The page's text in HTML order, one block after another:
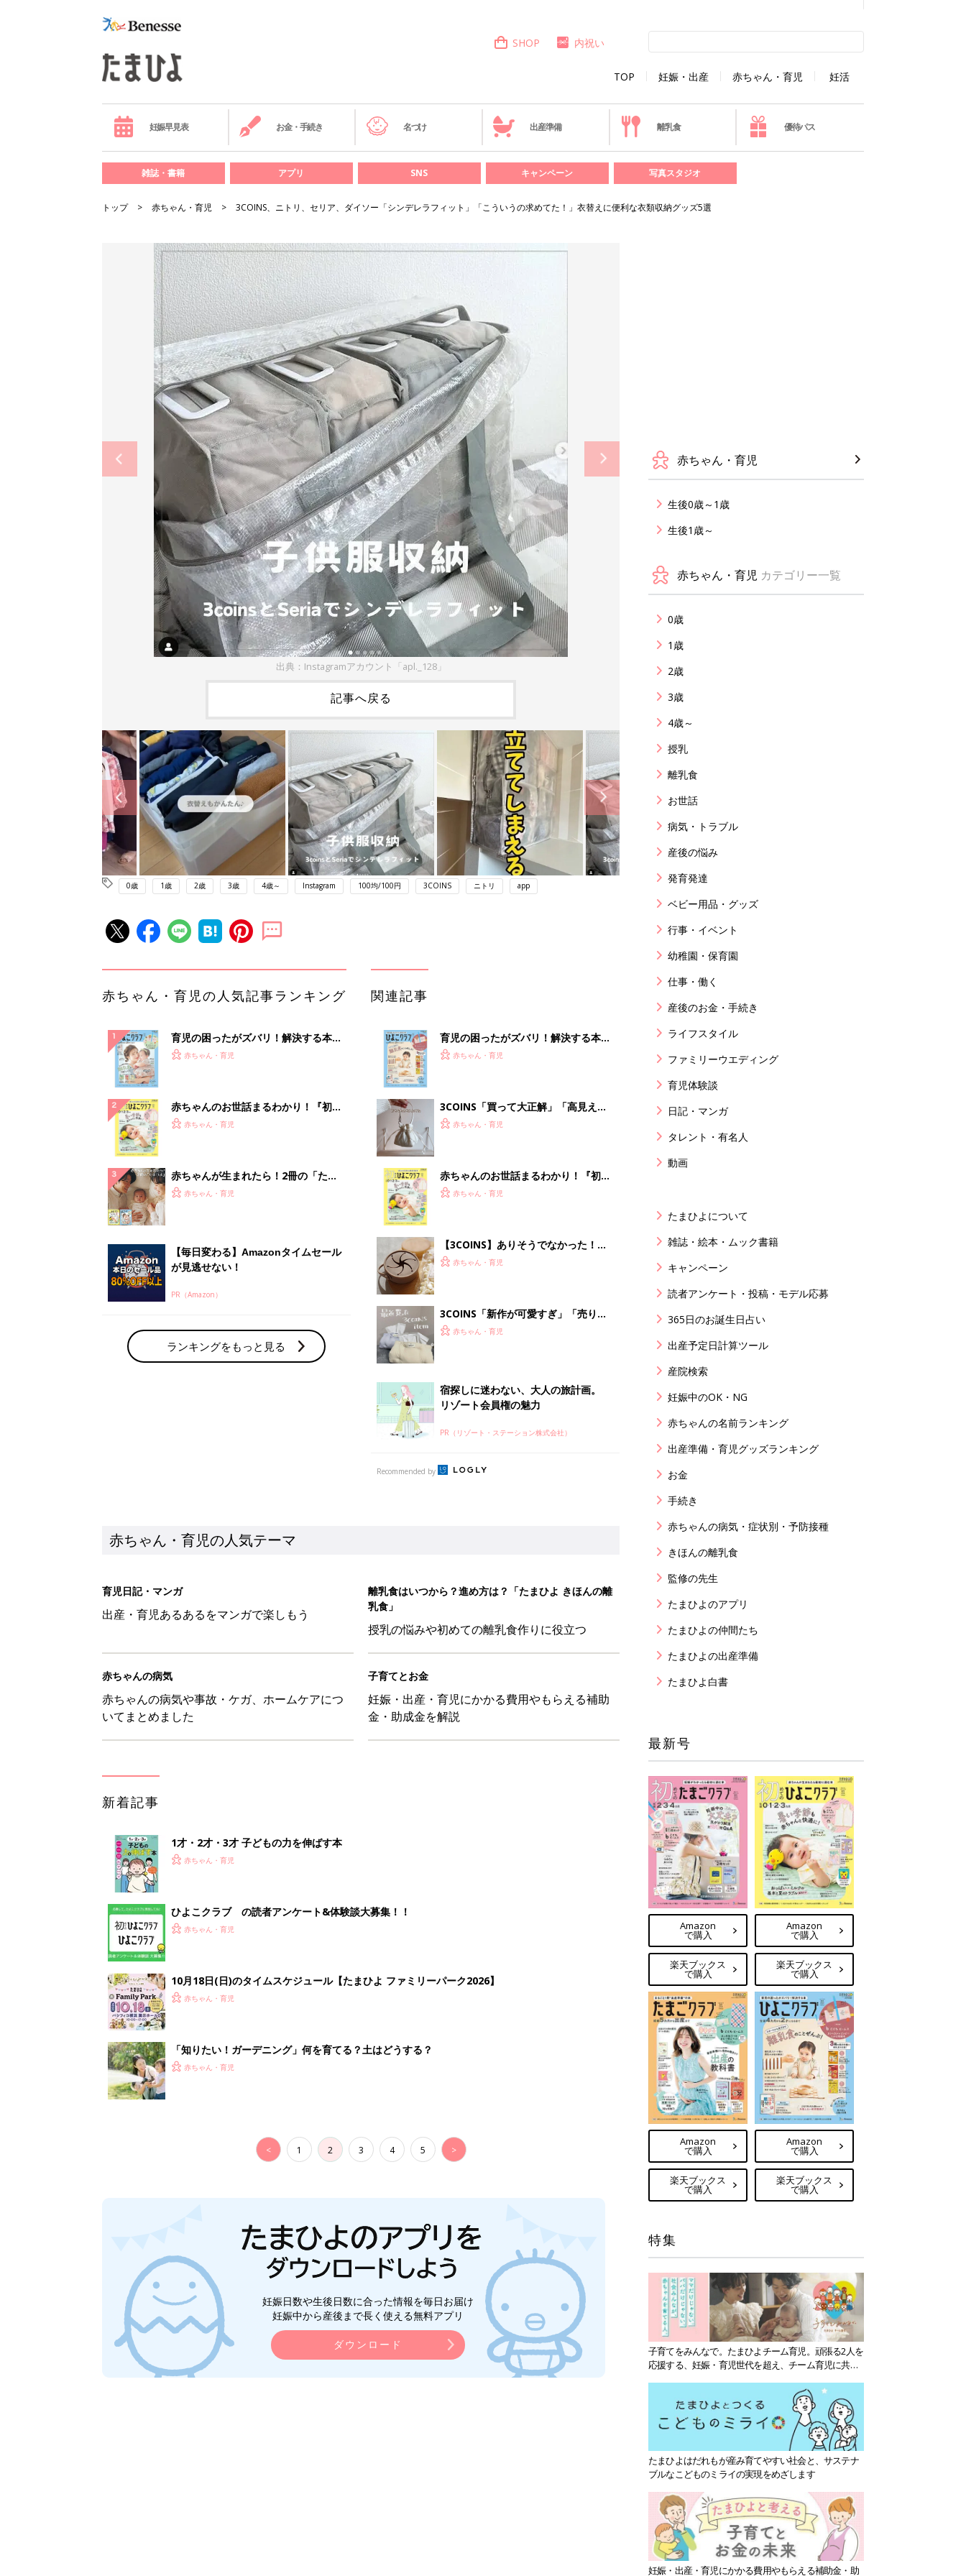
TOP 妊娠・出産 赤ちゃん・育児 妊活
SHOP 内祝い
妊娠早見表 お金・手続き 名づけ 出産準備 離乳食 優待パス
雑誌・書籍 アプリ SNS キャンペーン 写真スタジオ
トップ 赤ちゃん・育児 3COINS、ニトリ、セリア、ダイソー「シンデレラフィット」「こういうの求めてた！」衣替えに便利な衣類収納グッズ5選
出典：Instagramアカウント「apl._128」
記事へ戻る
0歳 1歳 2歳 3歳 4歳～ Instagram 100均/100円 3COINS ニトリ app
赤ちゃん・育児の人気記事ランキング
育児の困ったがズバリ！解決する本
『ひよこクラブ 夏号』 4カ月～2才
赤ちゃん・育児
赤ちゃんのお世話まるわかり！『初め
てのひよこクラブ 夏号』〈巻頭大特
赤ちゃん・育児
赤ちゃんが生まれたら！2冊の「たま
ひよ」
赤ちゃん・育児
【毎日変わる】Amazonタイムセール
が見逃せない！
PR（Amazon）
ランキングをもっと見る
関連記事
育児の困ったがズバリ！解決する本
『ひよこクラブ 秋号』 4カ月～2才
赤ちゃん・育児
3COINS「買って大正解」「高見えで
可愛すぎ」大人気のファッショングッ
赤ちゃん・育児
赤ちゃんのお世話まるわかり！『初め
てのひよこクラブ 夏号』〈巻頭大特
赤ちゃん・育児
【3COINS】ありそうでなかった！か
さばらなくて衛生的な「折りたためる
赤ちゃん・育児
3COINS「新作が可愛すぎ」「売り切
れ前に無事ゲット！」話題のモコモコ
赤ちゃん・育児
宿探しに迷わない、大人の旅計画。
リゾート会員権の魅力
PR（リゾート・ステーション株式会社）
Recommended by
赤ちゃん・育児の人気テーマ
育児日記・マンガ
出産・育児あるあるをマンガで楽しもう
離乳食はいつから？進め方は？「たまひよ きほんの離
乳食」
授乳の悩みや初めての離乳食作りに役立つ
赤ちゃんの病気
赤ちゃんの病気や事故・ケガ、ホームケアにつ
いてまとめました
子育てとお金
妊娠・出産・育児にかかる費用やもらえる補助
金・助成金を解説
新着記事
1才・2才・3才 子どもの力を伸ばす本
赤ちゃん・育児
ひよこクラブ の読者アンケート&体験談大募集！！
赤ちゃん・育児
10月18日(日)のタイムスケジュール【たまひよ ファミリーパーク2026】
赤ちゃん・育児
「知りたい！ガーデニング」何を育てる？土はどうする？
赤ちゃん・育児
< 1 2 3 4 5 >
妊娠日数や生後日数に合った情報を毎日お届け
妊娠中から産後まで長く使える無料アプリ
ダウンロード
赤ちゃん・育児
生後0歳～1歳
生後1歳～
赤ちゃん・育児 カテゴリー一覧
0歳
1歳
2歳
3歳
4歳～
授乳
離乳食
お世話
病気・トラブル
産後の悩み
発育発達
ベビー用品・グッズ
行事・イベント
幼稚園・保育園
仕事・働く
産後のお金・手続き
ライフスタイル
ファミリーウエディング
育児体験談
日記・マンガ
タレント・有名人
動画
たまひよについて
雑誌・絵本・ムック書籍
キャンペーン
読者アンケート・投稿・モデル応募
365日のお誕生日占い
出産予定日計算ツール
産院検索
妊娠中のOK・NG
赤ちゃんの名前ランキング
出産準備・育児グッズランキング
お金
手続き
赤ちゃんの病気・症状別・予防接種
きほんの離乳食
監修の先生
たまひよのアプリ
たまひよの仲間たち
たまひよの出産準備
たまひよ白書
最新号
Amazon
で購入
楽天ブックス
で購入
Amazon
で購入
楽天ブックス
で購入
Amazon
で購入
楽天ブックス
で購入
Amazon
で購入
楽天ブックス
で購入
特集
子育てをみんなで。たまひよチーム育児。頑張る2人を
応援する、妊娠・育児世代を超え、チーム育児に共感
たまひよはだれもが産み育てやすい社会と、サステナ
ブルなこどものミライの実現をめざします
妊娠・出産・育児にかかる費用やもらえる補助金・助